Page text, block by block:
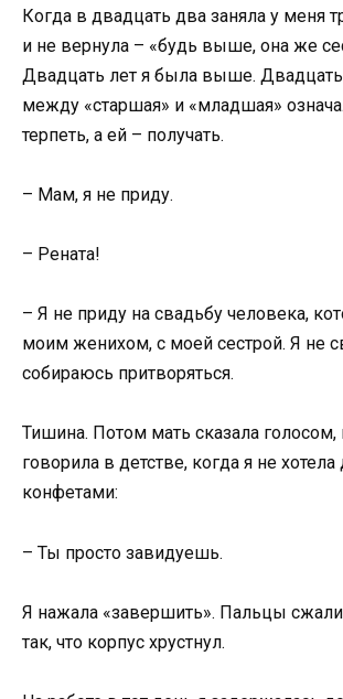
Когда в двадцать два заняла у меня
и не вернула – «будь выше, она же
Двадцать лет я была выше. Двадцать
между «старшая» и «младшая»
терпеть, а ей – получать.
– Мам, я не приду.
– Рената!
– Я не приду на свадьбу человека,
моим женихом, с моей сестрой. Я не
собираюсь притворяться.
Тишина. Потом мать сказала
говорила в детстве, когда я не хотела
конфетами:
– Ты просто завидуешь.
Я нажала «завершить». Пальцы
так, что корпус хрустнул.